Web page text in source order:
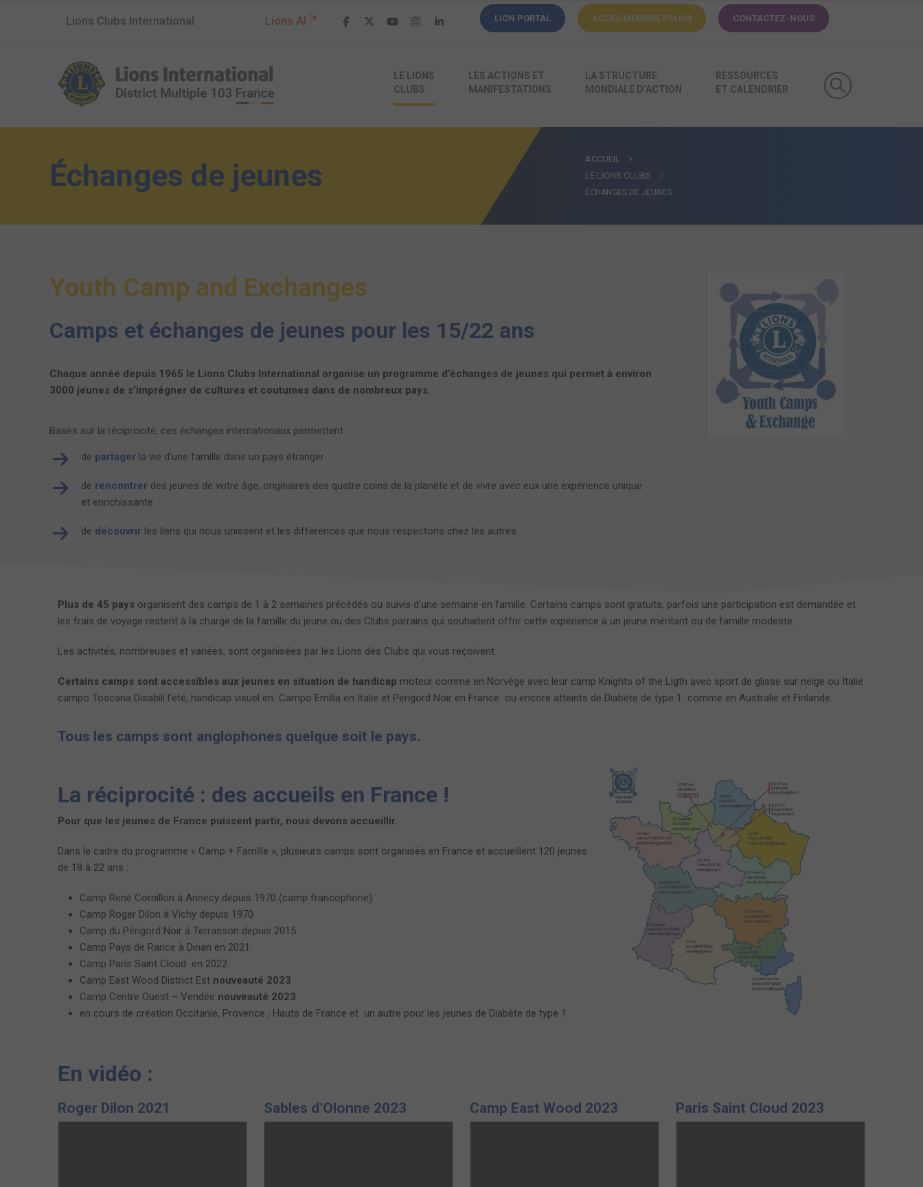
Lions Clubs International Lions AI LION PORTAL ACCÈS MEMBRE DM103 CONTACTEZ-NOUS
LE LIONS
CLUBS
LES ACTIONS ET
MANIFESTATIONS
LA STRUCTURE
MONDIALE D’ACTION
RESSOURCES
ET CALENDRIER
Échanges de jeunes
ACCUEIL
LE LIONS CLUBS
ÉCHANGES DE JEUNES
Youth Camp and Exchanges
Camps et échanges de jeunes pour les 15/22 ans
Chaque année depuis 1965 le Lions Clubs International organise un programme d’échanges de jeunes qui permet à environ
3000 jeunes de s’imprégner de cultures et coutumes dans de nombreux pays.
Basés sur la réciprocité, ces échanges internationaux permettent :
de partager la vie d’une famille dans un pays étranger
de rencontrer des jeunes de votre âge, originaires des quatre coins de la planète et de vivre avec eux une expérience unique
et enrichissante
de découvrir les liens qui nous unissent et les différences que nous respectons chez les autres.
Plus de 45 pays organisent des camps de 1 à 2 semaines précédés ou suivis d’une semaine en famille. Certains camps sont gratuits, parfois une participation est demandée et
les frais de voyage restent à la charge de la famille du jeune ou des Clubs parrains qui souhaitent offrir cette expérience à un jeune méritant ou de famille modeste.
Les activités, nombreuses et variées, sont organisées par les Lions des Clubs qui vous reçoivent.
Certains camps sont accessibles aux jeunes en situation de handicap moteur comme en Norvège avec leur camp Knights of the Ligth avec sport de glisse sur neige ou Italie
campo Toscana Disabili l’été, handicap visuel en Campo Emilia en Italie et Périgord Noir en France ou encore atteints de Diabète de type 1 comme en Australie et Finlande.
Tous les camps sont anglophones quelque soit le pays.
La réciprocité : des accueils en France !
Pour que les jeunes de France puissent partir, nous devons accueillir.
Dans le cadre du programme « Camp + Famille », plusieurs camps sont organisés en France et accueillent 120 jeunes
de 18 à 22 ans :
Camp René Cornillon à Annecy depuis 1970 (camp francophone)
Camp Roger Dilon à Vichy depuis 1970
Camp du Périgord Noir à Terrasson depuis 2015
Camp Pays de Rance à Dinan en 2021
Camp Paris Saint Cloud en 2022
Camp East Wood District Est nouveauté 2023
Camp Centre Ouest – Vendée nouveauté 2023
en cours de création Occitanie, Provence , Hauts de France et un autre pour les jeunes de Diabète de type 1
En vidéo :
Roger Dilon 2021 Sables d’Olonne 2023 Camp East Wood 2023 Paris Saint Cloud 2023